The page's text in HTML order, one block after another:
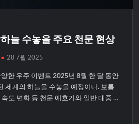
늘 수놓을 주요 천문 현상
28 7월 2025
한 우주 이벤트 2025년 8월 한 달 동안
세계의 하늘을 수놓을 예정이다. 보름
도 변화 등 천문 애호가와 일반 대중 …